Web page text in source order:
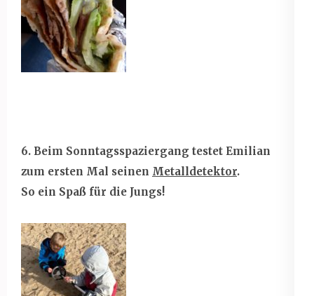
6. Beim Sonntagsspaziergang testet Emilian
zum ersten Mal seinen Metalldetektor.
So ein Spaß für die Jungs!